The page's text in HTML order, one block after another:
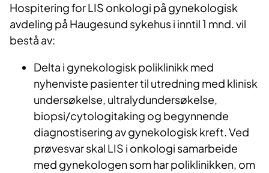
Hospitering for LIS onkologi på gynekologisk
avdeling på Haugesund sykehus i inntil 1 mnd. vil
bestå av:
Delta i gynekologisk poliklinikk med
nyhenviste pasienter til utredning med klinisk
undersøkelse, ultralydundersøkelse,
biopsi/cytologitaking og begynnende
diagnostisering av gynekologisk kreft. Ved
prøvesvar skal LIS i onkologi samarbeide
med gynekologen som har poliklinikken, om